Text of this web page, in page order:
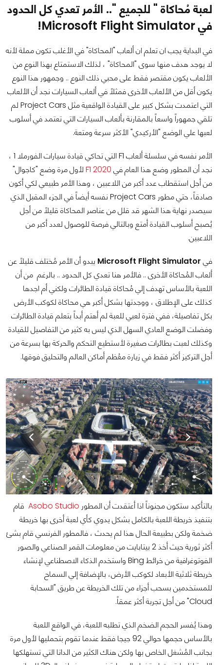
لعبة مُحاكاة " للجميع ".. الأمر تعدي كل الحدود
في Microsoft Flight Simulator!
في البداية يجب ان تعلم ان ألعاب "المحاكاة" في الأغلب تكون مملة لأنه
لا يوجد هدف منها سوى "المحاكاة" ، لذلك الاستمتاع بهذا النوع من
الألعاب يكون مقتصر فقط على محبي ذلك النوع .. وجمهور هذا النوع
يكون أقل من الألعاب الأخرى فمثلاً في ألعاب السيارات نجد أن الألعاب
التي اعتمدت بشكل كبير على القيادة الواقعية مثل Project Cars لم
تلقي جمهوراً واسعاً بالمقارنة بألعاب السيارات التي تعتمد في أسلوب
لعبها علي الوضع "الأركيدي" الأكثر سرعة ومتعة.
الأمر نفسه في سلسلة ألعاب F1 التي تحاكي قيادة سيارات الفورملا 1 ،
نجد أن المطور وضع هذا العام في F1 2020 لأول مرة وضع "كاجوال"
من أجل استقطاب عدد أكبر من اللاعبين ، وهذا الأمر طبيعي لكي أكون
صادقاً، حتي مطور Project Cars نفسه أيضاً في الجزء المقبل الذي
سيصدر نهاية هذا الشهر قد قلل من عناصر المحاكاة قليلاً من أجل
يُصبح أسلوب القيادة أمتع وبالتالي فرصة للوصول لعدد أكبر من
اللاعبين.
في Microsoft Flight Simulator يبدو أن الأمر مُختلف قليلاً عن
ألعاب المُحاكاة الأخرى .. فالأمر هنا تعدي كل الحدود .. بالرغم من أن
اللعبة بالأساس تهدف إلي مُحاكاة قيادة الطائرات ولكني أم اجدها
كذلك على الإطلاق ، ووجدتها بشكل أكبر هي محاكاة لكوكب الأرض
بكل تفاصيلة، ففي فترة لعبي للعبة لم أهتم أبداً بتعلم قيادة الطائرات
وفضلت الوضع العادي السهل الذي ليس به كثير من التفاصيل للقيادة
وكذلك لعبت بطائرات صغيرة لأستطيع التحكم والحركة بها بسرعة من
أجل التركيز أكثر فقط في زيارة معُظم أماكن العالم والتحليق فوقها.
بالتأكيد ستكون مجنوناً اذا أعتقدت أن المطور Asobo Studio قام
بتنفيذ خريطة اللعبة بالكامل بشكل يدوي كأي لعبة أخرى بها خريطة
ضخمة ولكن بطبيعة الحال هذا لم يحدث ، فالمطور الفرنسي قام بشئ
أكثر ثورية حيث أخذ 2 بيتابايت من معلومات القمر الصناعي والصور
الفوتوغرافية من خرائط Bing واستخدم الذكاء الاصطناعي لإنشاء
خريطة ثلاثية الأبعاد لكوكب الأرض، بالإضافة إلي السماح
للمستخدمين بسحب أجزاء من تلك الخريطة عن طريق "السحابة
Cloud" من أجل تجربة أكثر عمقاً.
وهذا يُفسر الحجم الضخم الذي تطلبه اللعبة، في الواقع اللعبة
بالأساس حجمها حوالي 92 جيجا فقط عندما تقوم بتحمليها لأول مرة
بجانب المُشغل الخاص بها ولكن هناك الكثير من الداتا التي تستهلكها